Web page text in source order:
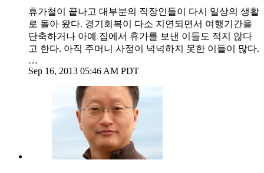
휴가철이 끝나고 대부분의 직장인들이 다시 일상의 생활
로 돌아 왔다. 경기회복이 다소 지연되면서 여행기간을
단축하거나 아예 집에서 휴가를 보낸 이들도 적지 않다
고 한다. 아직 주머니 사정이 넉넉하지 못한 이들이 많다.
…
Sep 16, 2013 05:46 AM PDT